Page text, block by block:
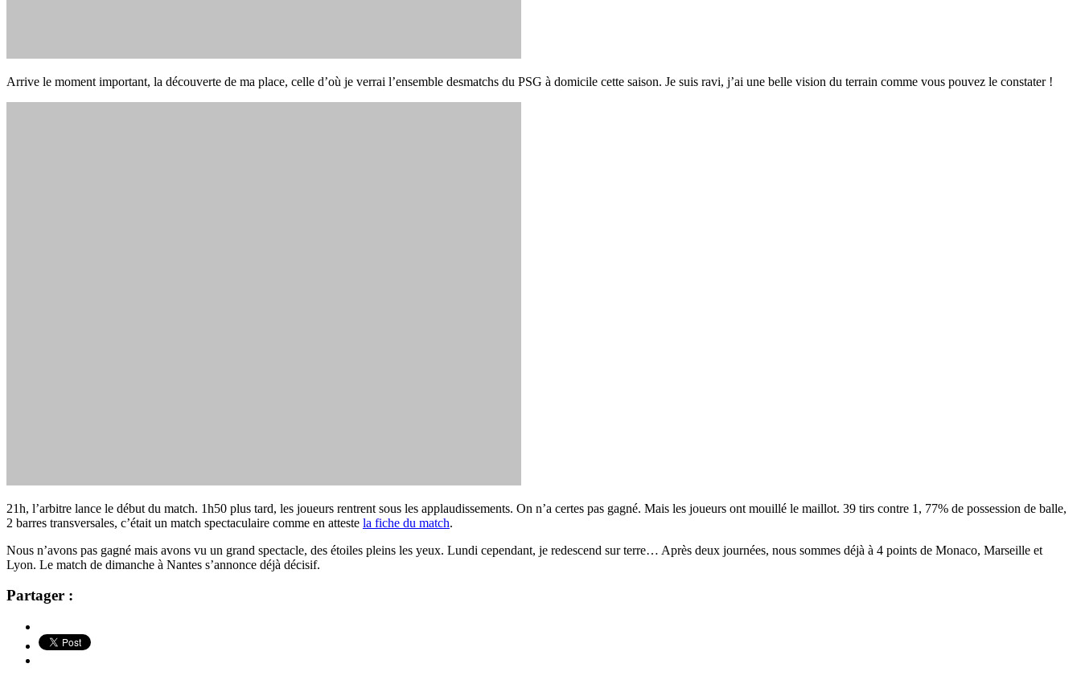
Arrive le moment important, la découverte de ma place, celle d’où je verrai l’ensemble desmatchs du PSG à domicile cette saison. Je suis ravi, j’ai une belle vision du terrain comme vous pouvez le constater !
21h, l’arbitre lance le début du match. 1h50 plus tard, les joueurs rentrent sous les applaudissements. On n’a certes pas gagné. Mais les joueurs ont mouillé le maillot. 39 tirs contre 1, 77% de possession de balle,
2 barres transversales, c’était un match spectaculaire comme en atteste la fiche du match.
Nous n’avons pas gagné mais avons vu un grand spectacle, des étoiles pleins les yeux. Lundi cependant, je redescend sur terre… Après deux journées, nous sommes déjà à 4 points de Monaco, Marseille et
Lyon. Le match de dimanche à Nantes s’annonce déjà décisif.
Partager :